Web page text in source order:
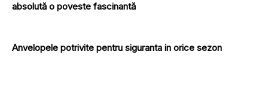
absolută o poveste fascinantă
Anvelopele potrivite pentru siguranta in orice sezon